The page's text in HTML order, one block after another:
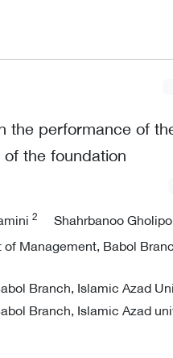
the performance of
the foundation
2 Shahrbanoo
Management, Babol
Branch, Islamic Azad
Branch, Islamic Azad